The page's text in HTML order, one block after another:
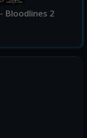
Bloodlines 2